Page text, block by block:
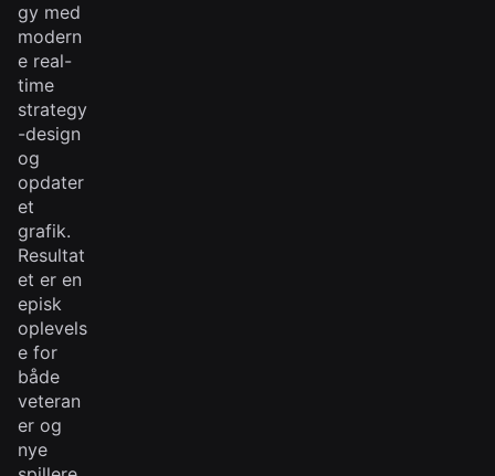
gy med
modern
e real-
time
strategy
-design
og
opdater
et
grafik.
Resultat
et er en
episk
oplevels
e for
både
veteran
er og
nye